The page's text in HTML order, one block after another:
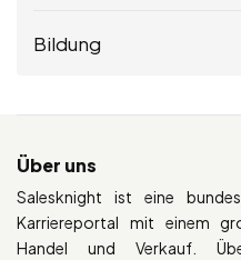
Bildung
Über uns
Salesknight ist eine
Karriereportal mit einem
Handel und Verkauf.